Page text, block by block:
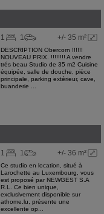
+/- 35 m²
1 1
DESCRIPTION Obercorn !!!!!!
NOUVEAU PRIX. !!!!!!!! A vendre
trés beau Studio de 35 m2 Cuisine
équipée, salle de douche, pièce
principale, parking extérieur, cave,
buanderie ...
+/- 36 m²
1 1
Ce studio en location, situé à
Larochette au Luxembourg, vous
est proposé par NEWGEST S.A
R.L. Ce bien unique,
exclusivement disponible sur
athome.lu, présente une
excellente op...